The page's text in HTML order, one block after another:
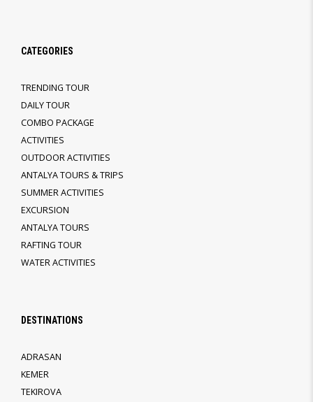
CATEGORIES
TRENDING TOUR
DAILY TOUR
COMBO PACKAGE
ACTIVITIES
OUTDOOR ACTIVITIES
ANTALYA TOURS & TRIPS
SUMMER ACTIVITIES
EXCURSION
ANTALYA TOURS
RAFTING TOUR
WATER ACTIVITIES
DESTINATIONS
ADRASAN
KEMER
TEKIROVA